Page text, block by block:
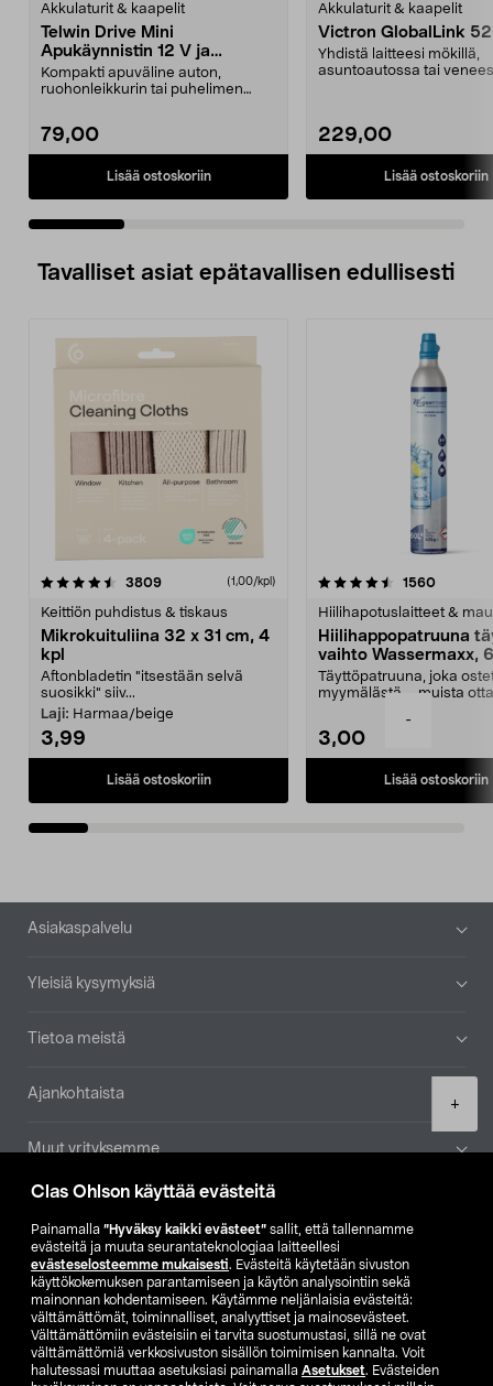
Clas Ohlson käyttää evästeitä
Painamalla ”Hyväksy kaikki evästeet” sallit, että tallennamme
evästeitä ja muuta seurantateknologiaa laitteellesi
evästeselosteemme mukaisesti. Evästeitä käytetään sivuston
käyttökokemuksen parantamiseen ja käytön analysointiin sekä
mainonnan kohdentamiseen. Käytämme neljänlaisia evästeitä:
välttämättömät, toiminnalliset, analyyttiset ja mainosevästeet.
Välttämättömiin evästeisiin ei tarvita suostumustasi, sillä ne ovat
välttämättömiä verkkosivuston sisällön toimimisen kannalta. Voit
halutessasi muuttaa asetuksiasi painamalla Asetukset. Evästeiden
-
+
Akkulaturit & kaapelit
Telwin Drive Mini
Apukäynnistin 12 V ja
varavirtalähde
Kompakti apuväline auton,
ruohonleikkurin tai puhelimen
79,00
Lisää ostoskoriin
Akkulaturit & kaapelit
Victron GlobalLink
Yhdistä laitteesi mökillä,
asuntoautossa tai
229,00
Lisää ostoskoriin
Tavalliset asiat epätavallisen edullisesti
3809arvostelut (1,00/kpl)
Keittiön puhdistus & tiskaus
Mikrokuituliina 32 x 31 cm, 4
kpl
Aftonbladetin "itsestään selvä
suosikki" siiv...
Laji: Harmaa/beige
3,99
Lisää ostoskoriin
4.5viidestä
1560
Hiilihapotuslaitteet &
Hiilihappopatruuna
vaihto Wassermaxx,
Täyttöpatruuna, joka
myymälästä – muista
3,00
Lisää ostoskoriin
4.5viidestä
Alatunniste
Asiakaspalvelu
Yleisiä kysymyksiä
Tietoa meistä
Ajankohtaista
Muut yrityksemme
Etsi myymälä
SE NO FI
FI SV